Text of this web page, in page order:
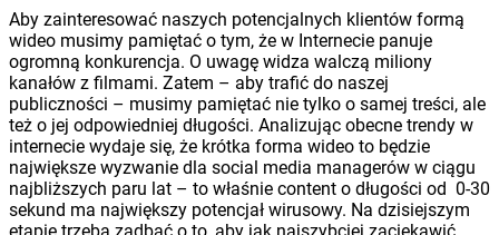
Aby zainteresować naszych potencjalnych klientów formą
wideo musimy pamiętać o tym, że w Internecie panuje
ogromną konkurencja. O uwagę widza walczą miliony
kanałów z filmami. Zatem – aby trafić do naszej
publiczności – musimy pamiętać nie tylko o samej treści, ale
też o jej odpowiedniej długości. Analizując obecne trendy w
internecie wydaje się, że krótka forma wideo to będzie
największe wyzwanie dla social media managerów w ciągu
najbliższych paru lat – to właśnie content o długości od 0-30
sekund ma największy potencjał wirusowy. Na dzisiejszym